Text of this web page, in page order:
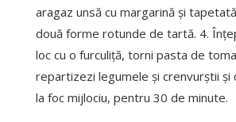
aragaz unsă cu margarină și
două forme rotunde de tartă. 4.
loc cu o furculiță, torni pasta de
repartizezi legumele și crenvurștii și
la foc mijlociu, pentru 30 de minute.